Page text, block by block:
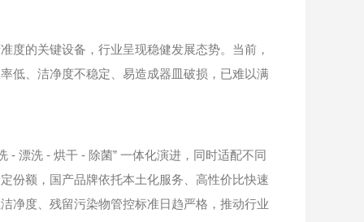
的关键设备，行业呈现稳健发展态势。当前，
低、洁净度不稳定、易造成器皿破损，已难以满
漂洗 - 烘干 - 除菌” 一体化演进，同时适配不同
份额，国产品牌依托本土化服务、高性价比快速
净度、残留污染物管控标准日趋严格，推动行业